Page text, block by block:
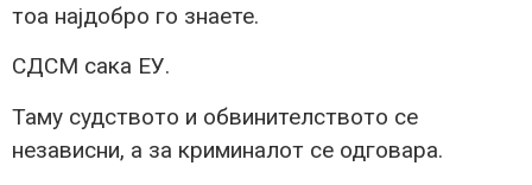
тоа најдобро го знаете.
СДСМ сака ЕУ.
Таму судството и обвинителството се
независни, а за криминалот се одговара.